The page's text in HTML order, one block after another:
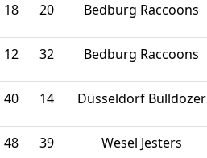
18 20 Bedburg Raccoons
12 32 Bedburg Raccoons
40 14 Düsseldorf Bulldozer
48 39 Wesel Jesters